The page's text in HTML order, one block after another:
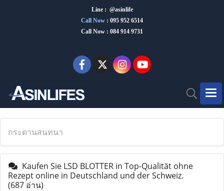
Line : @asinlife
Call Now : 095 952 6514
Call Now : 084 914 9731
กระดานสนทนา
Kaufen Sie LSD BLOTTER in Top-Qualität ohne
Rezept online in Deutschland und der Schweiz.
(687 อ่าน)